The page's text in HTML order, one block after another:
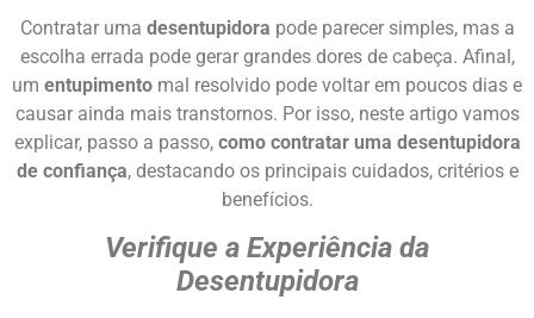
Contratar uma desentupidora pode parecer simples, mas a
escolha errada pode gerar grandes dores de cabeça. Afinal,
um entupimento mal resolvido pode voltar em poucos dias e
causar ainda mais transtornos. Por isso, neste artigo vamos
explicar, passo a passo, como contratar uma desentupidora
de confiança, destacando os principais cuidados, critérios e
benefícios.
Verifique a Experiência da
Desentupidora